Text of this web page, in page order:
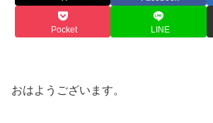
Pocket LINE
おはようございます。